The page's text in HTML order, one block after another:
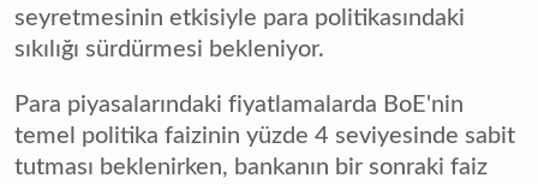
seyretmesinin etkisiyle para politikasındaki
sıkılığı sürdürmesi bekleniyor.
Para piyasalarındaki fiyatlamalarda BoE'nin
temel politika faizinin yüzde 4 seviyesinde sabit
tutması beklenirken, bankanın bir sonraki faiz